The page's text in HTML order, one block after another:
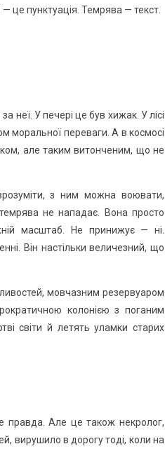
це пунктуація. Темрява — текст.
неї. У печері це був хижак. У лісі
моральної переваги. А в космосі
але таким витонченим, що не
з ним можна воювати,
не нападає. Вона просто
масштаб. Не принижує — ні.
Він настільки величезний, що
мовчазним резервуаром
колонією з поганим
світи й летять уламки старих
правда. Але це також некролог,
вирушило в дорогу тоді, коли на